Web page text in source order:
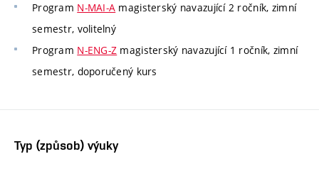
Program N-MAI-A magisterský navazující 2 ročník, zimní
semestr, volitelný
Program N-ENG-Z magisterský navazující 1 ročník, zimní
semestr, doporučený kurs
Typ (způsob) výuky